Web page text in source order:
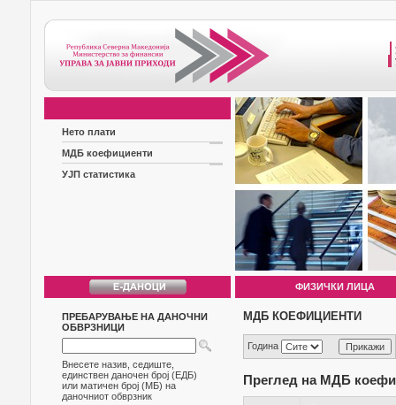
Нето плати
МДБ коефициенти
УЈП статистика
ФИЗИЧКИ ЛИЦА
ПРЕБАРУВАЊЕ НА ДАНОЧНИ
ОБВРЗНИЦИ
Внесете назив, седиште,
единствен даночен број (ЕДБ)
или матичен број (МБ) на
даночниот обврзник
МДБ КОЕФИЦИЕНТИ
Година
Преглед на МДБ